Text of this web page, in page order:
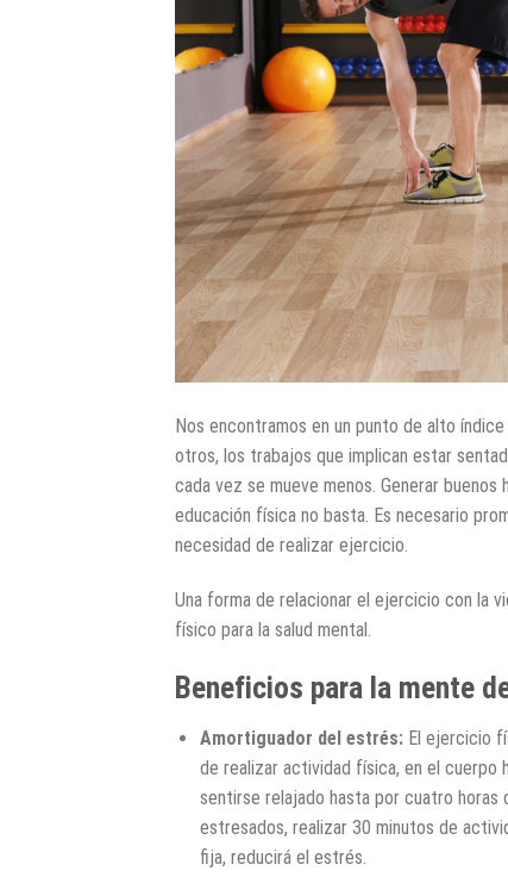
Nos encontramos en un punto de alto
otros, los trabajos que implican estar
cada vez se mueve menos. Generar
educación física no basta. Es necesario
necesidad de realizar ejercicio.
Una forma de relacionar el ejercicio con la
físico para la salud mental.
Beneficios para la mente
Amortiguador del estrés: El ejercicio
de realizar actividad física, en el cuerpo
sentirse relajado hasta por cuatro horas
estresados, realizar 30 minutos de
fija, reducirá el estrés.